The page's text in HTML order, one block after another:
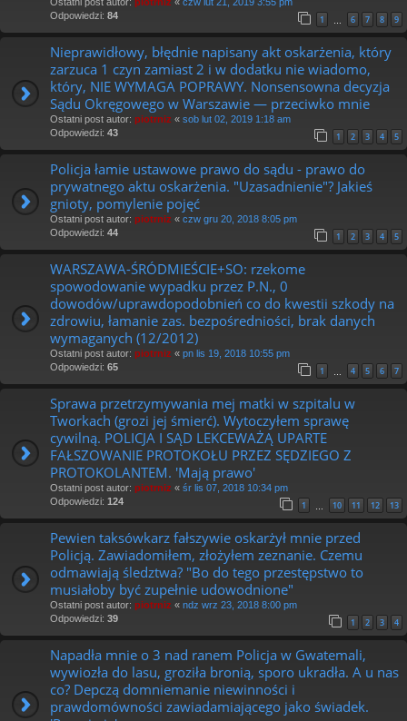
Odpowiedzi: 84 1 6 7 8 9
Nieprawidłowy, błędnie napisany akt oskarżenia, który
zarzuca 1 czyn zamiast 2 i w dodatku nie wiadomo,
który, NIE WYMAGA POPRAWY. Nonsensowna decyzja
Sądu Okręgowego w Warszawie — przeciwko mnie
Ostatni post autor: piotrniz « sob lut 02, 2019 1:18 am
Odpowiedzi: 43 1 2 3 4 5
Policja łamie ustawowe prawo do sądu - prawo do
prywatnego aktu oskarżenia. "Uzasadnienie"? Jakieś
gnioty, pomylenie pojęć
Ostatni post autor: piotrniz « czw gru 20, 2018 8:05 pm
Odpowiedzi: 44 1 2 3 4 5
WARSZAWA-ŚRÓDMIEŚCIE+SO: rzekome
spowodowanie wypadku przez P.N., 0
dowodów/uprawdopodobnień co do kwestii szkody na
zdrowiu, łamanie zas. bezpośredniości, brak danych
wymaganych (12/2012)
Ostatni post autor: piotrniz « pn lis 19, 2018 10:55 pm
Odpowiedzi: 65 1 … 4 5 6 7
Sprawa przetrzymywania mej matki w szpitalu w
Tworkach (grozi jej śmierć). Wytoczyłem sprawę
cywilną. POLICJA I SĄD LEKCEWAŻĄ UPARTE
FAŁSZOWANIE PROTOKOŁU PRZEZ SĘDZIEGO Z
PROTOKOLANTEM. 'Mają prawo'
Ostatni post autor: piotrniz « śr lis 07, 2018 10:34 pm
Odpowiedzi: 124 1 … 10 11 12 13
Pewien taksówkarz fałszywie oskarżył mnie przed
Policją. Zawiadomiłem, złożyłem zeznanie. Czemu
odmawiają śledztwa? "Bo do tego przestępstwo to
musiałoby być zupełnie udowodnione"
Ostatni post autor: piotrniz « ndz wrz 23, 2018 8:00 pm
Odpowiedzi: 39 1 2 3 4
Napadła mnie o 3 nad ranem Policja w Gwatemali,
wywiozła do lasu, groziła bronią, sporo ukradła. A u nas
co? Depczą domniemanie niewinności i
prawdomówności zawiadamiającego jako świadek.